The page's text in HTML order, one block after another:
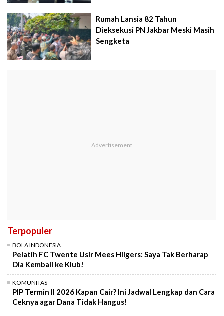
Rumah Lansia 82 Tahun
Dieksekusi PN Jakbar Meski Masih
Sengketa
Terpopuler
BOLA INDONESIA
Pelatih FC Twente Usir Mees Hilgers: Saya Tak Berharap
Dia Kembali ke Klub!
KOMUNITAS
PIP Termin II 2026 Kapan Cair? Ini Jadwal Lengkap dan Cara
Ceknya agar Dana Tidak Hangus!